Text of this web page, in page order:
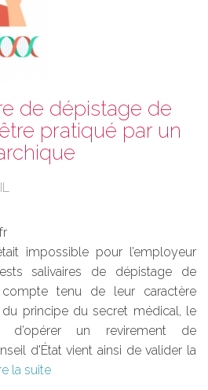
de dépistage de
pratiqué par un
impossible pour l’employeur
salivaires de dépistage de
tenu de leur caractère
principe du secret médical, le
d’opérer un revirement de
d'État vient ainsi de valider la
la suite